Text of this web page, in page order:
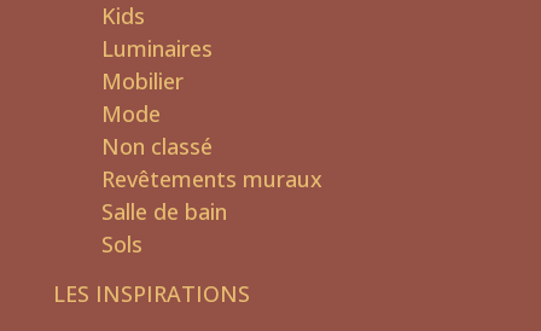
Kids
Luminaires
Mobilier
Mode
Non classé
Revêtements muraux
Salle de bain
Sols
LES INSPIRATIONS